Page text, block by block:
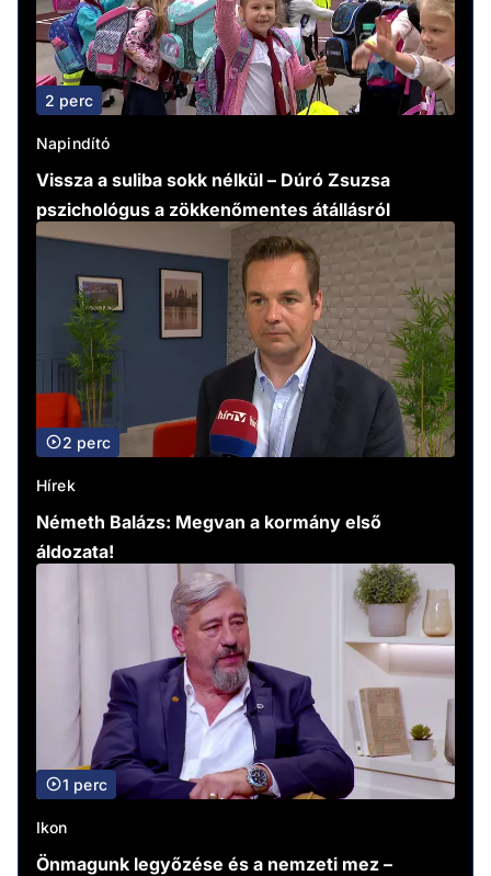
2 perc
Napindító
Vissza a suliba sokk nélkül – Dúró Zsuzsa
pszichológus a zökkenőmentes átállásról
2 perc
Hírek
Németh Balázs: Megvan a kormány első
áldozata!
1 perc
Ikon
Önmagunk legyőzése és a nemzeti mez –